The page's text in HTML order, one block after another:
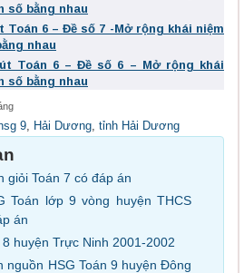
số bằng nhau
Toán 6 – Đề số 7 -Mở rộng khái niệm
nhau
Toán 6 – Đề số 6 – Mở rộng khái
số bằng nhau
9 Hải Dương tỉnh Hải Dương
giỏi Toán 7 có đáp án
Toán lớp 9 vòng huyện THCS
án
huyện Trực Ninh 2001-2002
nguồn HSG Toán 9 huyện Đông